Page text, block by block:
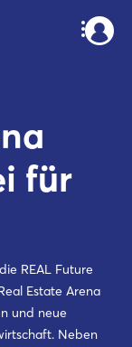
für
REAL Future
Estate Arena
und neue
Neben